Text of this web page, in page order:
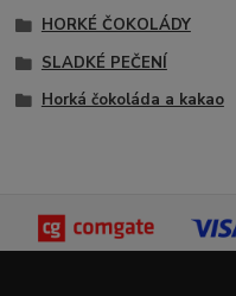
HORKÉ ČOKOLÁDY
SLADKÉ PEČENÍ
Horká čokoláda a kakao